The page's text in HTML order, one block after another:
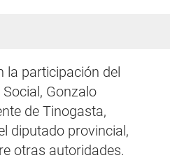
la participación del
Gonzalo
de Tinogasta,
diputado provincial,
otras autoridades.